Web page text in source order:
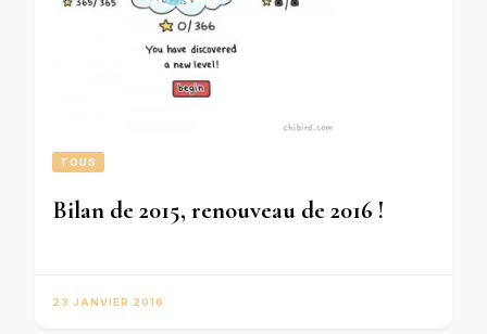
TOUS
Bilan de 2015, renouveau de 2016 !
23 JANVIER 2016